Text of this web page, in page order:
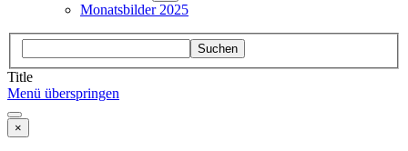
Monatsbilder 2025
Suchen
Title
Menü überspringen
×